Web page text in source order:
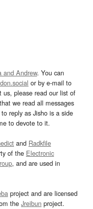
and Andrew. You can
or by e-mail to
us, please read our list of
we read all messages
reply as Jisho is a side
to devote to it.
and Radkfile
of the Electronic
, and are used in
project and are licensed
the Jreibun project.